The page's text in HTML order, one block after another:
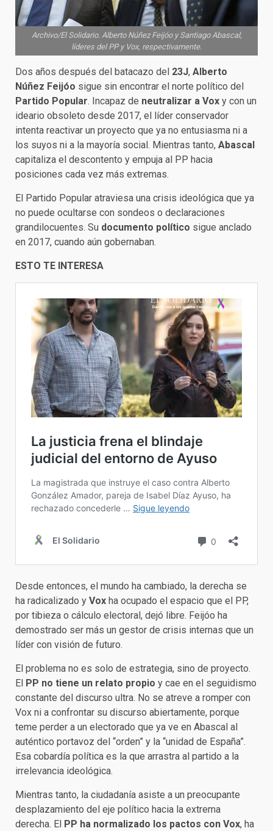
Archivo/El Solidario. Alberto Núñez Feijóo y Santiago Abascal,
líderes del PP y Vox, respectivamente.
Dos años después del batacazo del 23J, Alberto
Núñez Feijóo sigue sin encontrar el norte político del
Partido Popular. Incapaz de neutralizar a Vox y con un
ideario obsoleto desde 2017, el líder conservador
intenta reactivar un proyecto que ya no entusiasma ni a
los suyos ni a la mayoría social. Mientras tanto, Abascal
capitaliza el descontento y empuja al PP hacia
posiciones cada vez más extremas.
El Partido Popular atraviesa una crisis ideológica que ya
no puede ocultarse con sondeos o declaraciones
grandilocuentes. Su documento político sigue anclado
en 2017, cuando aún gobernaban.
ESTO TE INTERESA
Desde entonces, el mundo ha cambiado, la derecha se
ha radicalizado y Vox ha ocupado el espacio que el PP,
por tibieza o cálculo electoral, dejó libre. Feijóo ha
demostrado ser más un gestor de crisis internas que un
líder con visión de futuro.
El problema no es solo de estrategia, sino de proyecto.
El PP no tiene un relato propio y cae en el seguidismo
constante del discurso ultra. No se atreve a romper con
Vox ni a confrontar su discurso abiertamente, porque
teme perder a un electorado que ya ve en Abascal al
auténtico portavoz del “orden” y la “unidad de España”.
Esa cobardía política es la que arrastra al partido a la
irrelevancia ideológica.
Mientras tanto, la ciudadanía asiste a un preocupante
desplazamiento del eje político hacia la extrema
derecha. El PP ha normalizado los pactos con Vox, ha